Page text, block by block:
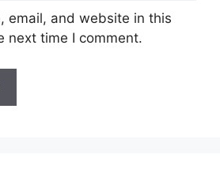
email, and website in this
next time I comment.